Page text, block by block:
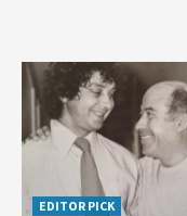
EDITOR PICK